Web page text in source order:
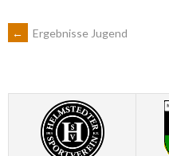
ARTIKEL-
NAVIGATION
← Ergebnisse Jugend